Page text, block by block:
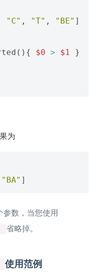
"C" , "T" , "BE" ]
(){ $0 > $1 }
为
"BA" ]
参数，当您使用
省略掉。
使用范例